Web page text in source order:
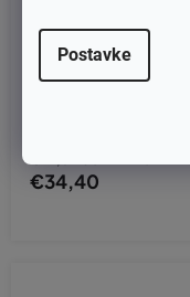
Postavke
€34,40